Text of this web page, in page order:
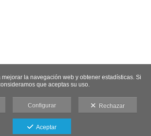
la navegación web y obtener estadísticas. Si
que aceptas su uso.
Configurar Rechazar
Aceptar